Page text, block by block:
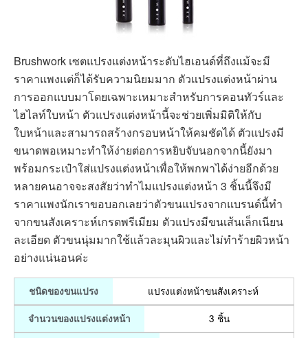
Brushwork เซตแปรงแต่งหน้าระดับไฮเอนด์ที่ถึงแม้จะมี
ราคาแพงแต่ก็ได้รับความนิยมมาก ตัวแปรงแต่งหน้าผ่าน
การออกแบบมาโดยเฉพาะเหมาะสำหรับการคอนทัวร์และ
ไฮไลท์ใบหน้า ตัวแปรงแต่งหน้านี้จะช่วยเพิ่มมิติให้กับ
ใบหน้าและสามารถสร้างกรอบหน้าให้คมชัดได้ ตัวแปรงมี
ขนาดพอเหมาะทำให้ง่ายต่อการหยิบจับนอกจากนี้ยังมา
พร้อมกระเป๋าใส่แปรงแต่งหน้าเพื่อให้พกพาได้ง่ายอีกด้วย
หลายคนอาจจะสงสัยว่าทำไมแปรงแต่งหน้า 3 ชิ้นนี้จึงมี
ราคาแพงนักเราขอบอกเลยว่าตัวขนแปรงจากแบรนด์นี้ทำ
จากขนสังเคราะห์เกรดพรีเมียม ตัวแปรงมีขนเส้นเล็กเนียน
ละเอียด ตัวขนนุ่มมากใช้แล้วละมุนผิวและไม่ทำร้ายผิวหน้า
อย่างแน่นอนค่ะ
ชนิดของขนแปรง แปรงแต่งหน้าขนสังเคราะห์
จำนวนของแปรงแต่งหน้า 3 ชิ้น